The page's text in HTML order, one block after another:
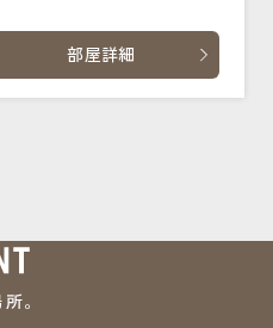
部屋詳細